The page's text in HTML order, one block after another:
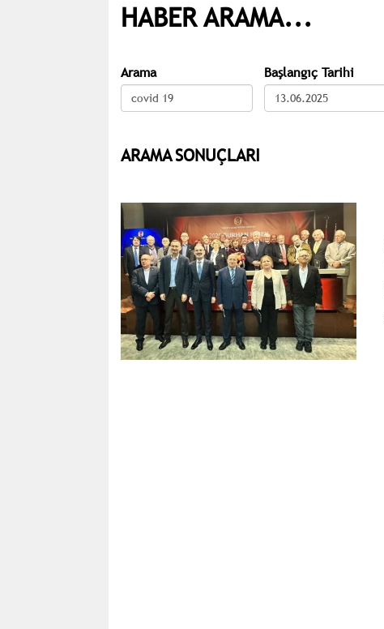
HABER ARAMA...
Arama Başlangıç Tarihi
ARAMA SONUÇLARI